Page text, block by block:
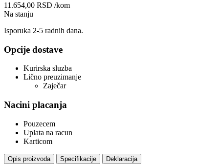
11.654,00 RSD /kom
Na stanju
Isporuka 2-5 radnih dana.
Opcije dostave
Kurirska sluzba
Lično preuzimanje
Zaječar
Nacini placanja
Pouzecem
Uplata na racun
Karticom
Opis proizvoda Specifikacije Deklaracija